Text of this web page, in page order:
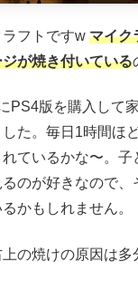
フトですw マイク
が焼き付いている
PS4版を購入して
た。毎日1時間ほ
れているかな〜。
のが好きなので、
かもしれません。
の焼けの原因は多